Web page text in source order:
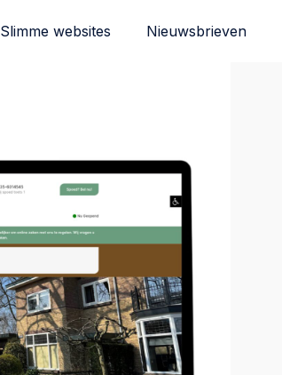
Slimme websites Nieuwsbrieven